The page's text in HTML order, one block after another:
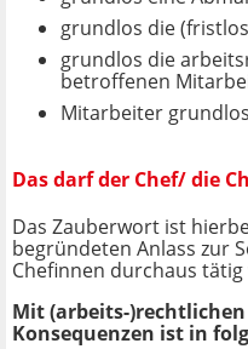
grundlos die
grundlos die
betroffenen
Mitarbeiter
Das darf der Chef/ die
Das Zauberwort ist
begründeten Anlass zur
Chefinnen durchaus tätig
Mit (arbeits-
Konsequenzen ist in